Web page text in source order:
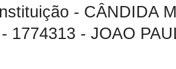
- CÂNDIDA
1774313 - JOAO